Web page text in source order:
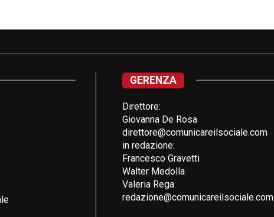
GERENZA
Direttore:
Giovanna De Rosa
direttore@comunicareilsociale.com
in redazione:
Francesco Gravetti
Walter Medolla
Valeria Rega
redazione@comunicareilsociale.com